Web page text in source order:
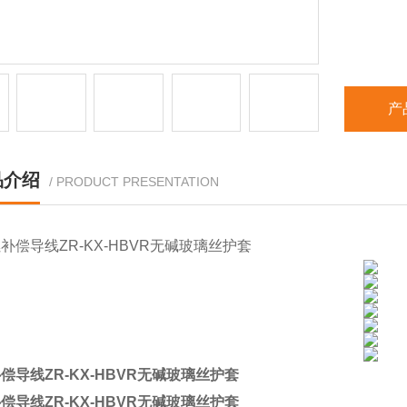
产
绍 / PRODUCT PRESENTATION
导线ZR-KX-HBVR无碱玻璃丝护套
导线ZR-KX-HBVR无碱玻璃丝护套